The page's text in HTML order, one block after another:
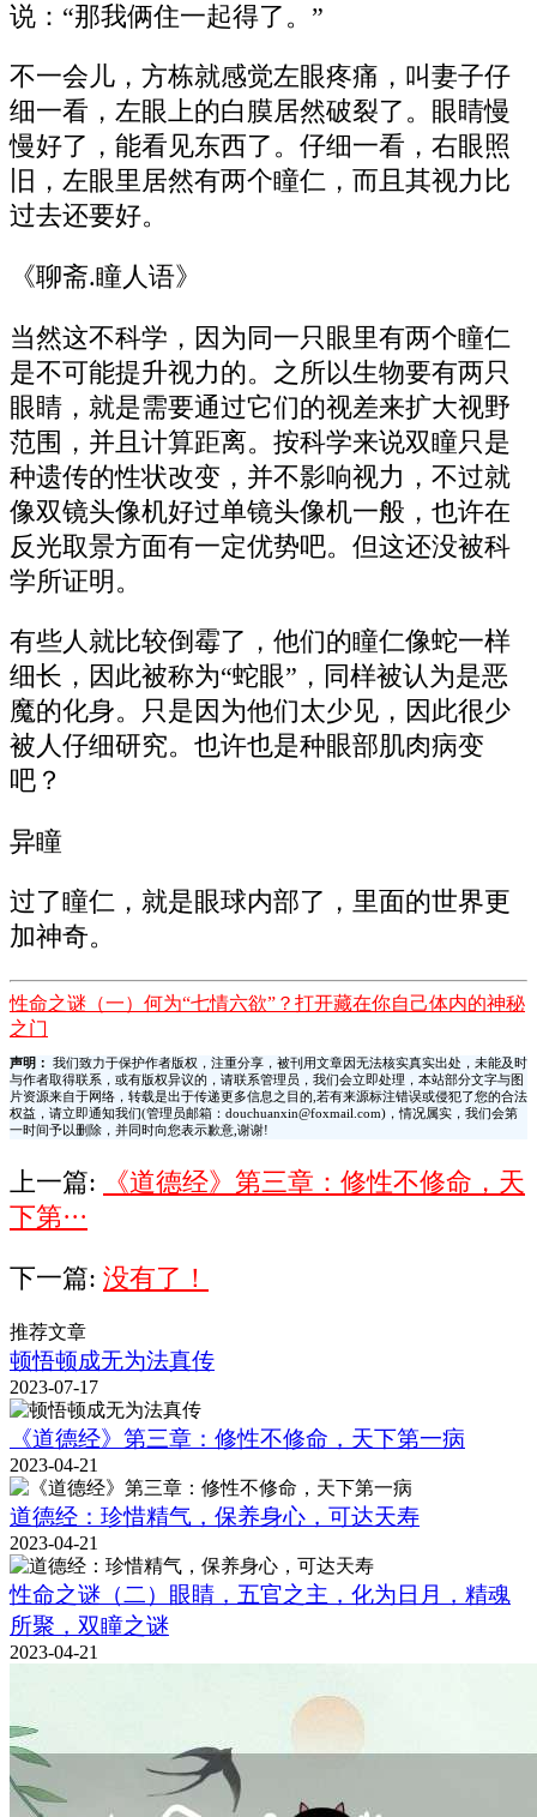
说：“那我俩住一起得了。”
不一会儿，方栋就感觉左眼疼痛，叫妻子仔
细一看，左眼上的白膜居然破裂了。眼睛慢
慢好了，能看见东西了。仔细一看，右眼照
旧，左眼里居然有两个瞳仁，而且其视力比
过去还要好。
《聊斋.瞳人语》
当然这不科学，因为同一只眼里有两个瞳仁
是不可能提升视力的。之所以生物要有两只
眼睛，就是需要通过它们的视差来扩大视野
范围，并且计算距离。按科学来说双瞳只是
种遗传的性状改变，并不影响视力，不过就
像双镜头像机好过单镜头像机一般，也许在
反光取景方面有一定优势吧。但这还没被科
学所证明。
有些人就比较倒霉了，他们的瞳仁像蛇一样
细长，因此被称为“蛇眼”，同样被认为是恶
魔的化身。只是因为他们太少见，因此很少
被人仔细研究。也许也是种眼部肌肉病变
吧？
异瞳
过了瞳仁，就是眼球内部了，里面的世界更
加神奇。
性命之谜（一）何为“七情六欲”？打开藏在你自己体内的神秘
之门
声明：
我们致力于保护作者版权，注重分享，被刊用文章因无法核实真实出处，未能及时
与作者取得联系，或有版权异议的，请联系管理员，我们会立即处理，本站部分文字与图
片资源来自于网络，转载是出于传递更多信息之目的,若有来源标注错误或侵犯了您的合法
权益，请立即通知我们(管理员邮箱：douchuanxin@foxmail.com)，情况属实，我们会第
一时间予以删除，并同时向您表示歉意,谢谢!
上一篇:
《道德经》第三章：修性不修命，天
下第···
下一篇: 没有了！
推荐文章
顿悟顿成无为法真传
2023-07-17
《道德经》第三章：修性不修命，天下第一病
2023-04-21
道德经：珍惜精气，保养身心，可达天寿
2023-04-21
性命之谜（二）眼睛，五官之主，化为日月，精魂
所聚，双瞳之谜
2023-04-21